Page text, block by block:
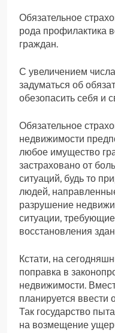
Обязательное
рода профилактика
граждан.
С увеличением
задуматься об
обезопасить себя и
Обязательное
недвижимости
любое имущество
застраховано от
ситуаций, будь то
людей,
разрушение
ситуации,
восстановления
Кстати, на
поправка в
недвижимости.
планируется ввести
Так государство
на возмещение